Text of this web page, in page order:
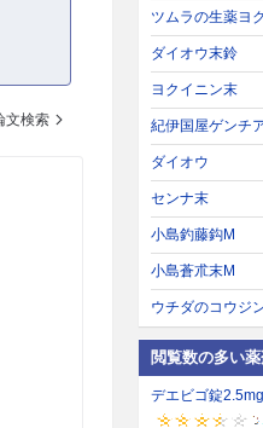
文検索
ツムラの生薬ヨ
ダイオウ末鈴
ヨクイニン末
紀伊国屋ゲンチ
ダイオウ
センナ末
小島釣藤鈎M
小島蒼朮末M
ウチダのコウジ
閲覧数の多い薬
デエビゴ錠